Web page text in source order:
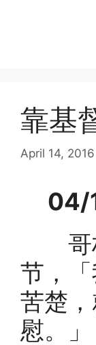
靠基
April 14, 2016
04/
哥
节，
苦楚
慰。」